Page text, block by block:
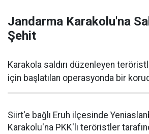
Jandarma Karakolu'na
Şehit
Karakola saldırı düzenleyen
için başlatılan operasyonda bir
Siirt'e bağlı Eruh ilçesinde
Karakolu'na PKK'lı teröristler